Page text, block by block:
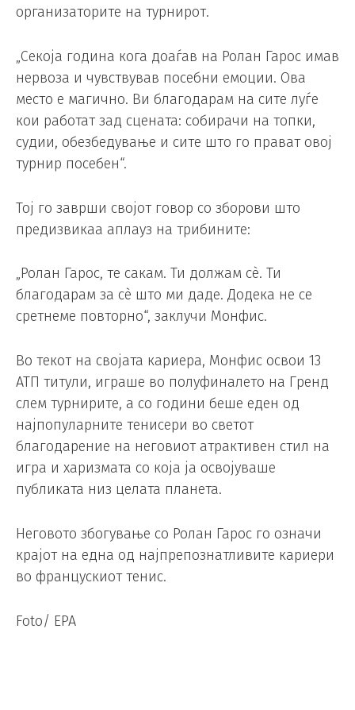
организаторите на турнирот.
„Секоја година кога доаѓав на Ролан Гарос имав
нервоза и чувствував посебни емоции. Ова
место е магично. Ви благодарам на сите луѓе
кои работат зад сцената: собирачи на топки,
судии, обезбедување и сите што го прават овој
турнир посебен“.
Тој го заврши својот говор со зборови што
предизвикаа аплауз на трибините:
„Ролан Гарос, те сакам. Ти должам сè. Ти
благодарам за сè што ми даде. Додека не се
сретнеме повторно“, заклучи Монфис.
Во текот на својата кариера, Монфис освои 13
АТП титули, играше во полуфиналето на Гренд
слем турнирите, а со години беше еден од
најпопуларните тенисери во светот
благодарение на неговиот атрактивен стил на
игра и харизмата со која ја освојуваше
публиката низ целата планета.
Неговото збогување со Ролан Гарос го означи
крајот на една од најпрепознатливите кариери
во францускиот тенис.
Foto/ EPA